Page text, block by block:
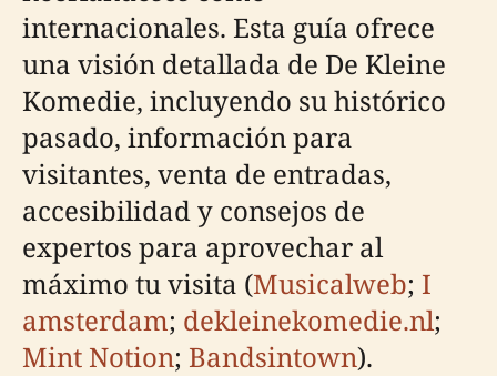
internacionales. Esta guía ofrece
una visión detallada de De Kleine
Komedie, incluyendo su histórico
pasado, información para
visitantes, venta de entradas,
accesibilidad y consejos de
expertos para aprovechar al
máximo tu visita (Musicalweb; I
amsterdam; dekleinekomedie.nl;
Mint Notion; Bandsintown).